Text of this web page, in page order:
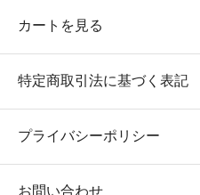
カートを見る
特定商取引法に基づく表記
プライバシーポリシー
お問い合わせ